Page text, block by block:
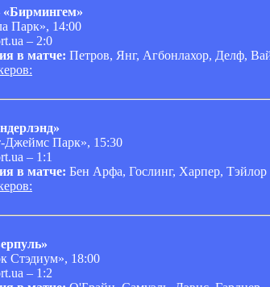
«Бирмингем»
Парк», 14:00
– 2:0
в матче: Петров, Янг, Агбонлахор, Делф,
Джеймс Парк», 15:30
– 1:1
в матче: Бен Арфа, Гослинг, Харпер,
Стэдиум», 18:00
– 1:2